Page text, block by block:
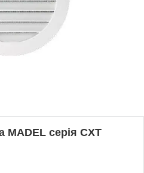
MADEL серія CXT